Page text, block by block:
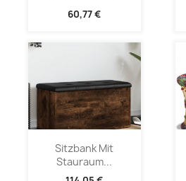
60,77 €
Sitzbank Mit
Stauraum...